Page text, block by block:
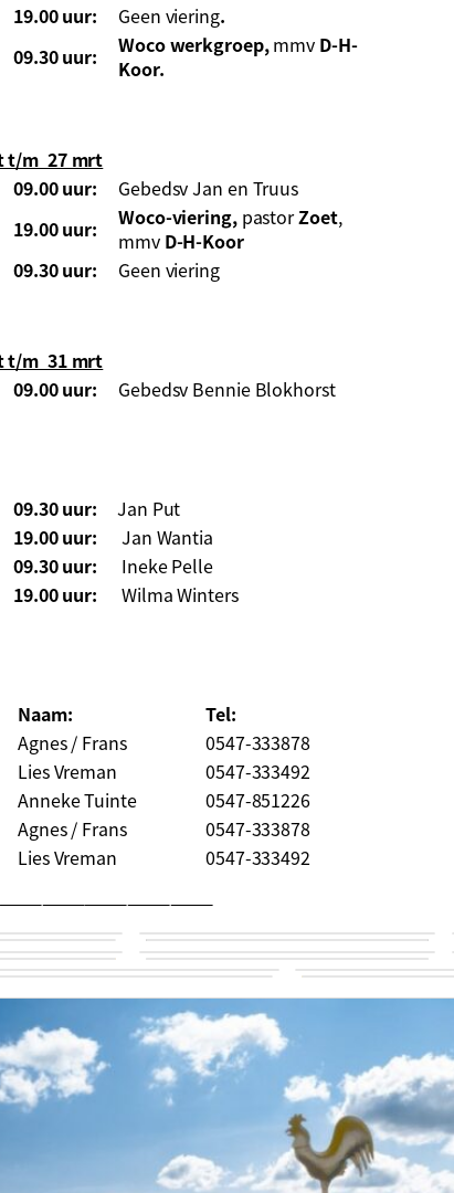
19.00 uur: Geen viering.
09.30 uur: Woco werkgroep,mmv D-H-
Koor.
m 27 mrt
09.00 uur:
Gebedsv Jan en Truus
19.00 uur: Woco-viering, pastorZoet,
mmv D-H-Koor
09.30 uur: Geen viering
m 31 mrt
09.00 uur: Gebedsv Bennie Blokhorst
09.30 uur:
Jan Put
19.00 uur:
Jan Wantia
09.30 uur:
Ineke Pelle
19.00 uur: Wilma Winters
Naam:
Tel:
Agnes / Frans
0547-333878
Lies Vreman
0547-333492
Anneke Tuinte
0547-851226
Agnes / Frans
0547-333878
Lies Vreman
0547-333492